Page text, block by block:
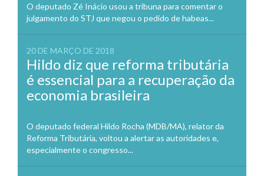
O deputado Zé Inácio usou a tribuna para comentar o
julgamento do STJ que negou o pedido de habeas...
20 DE MARÇO DE 2018
Hildo diz que reforma tributária
é essencial para a recuperação da
economia brasileira
O deputado federal Hildo Rocha (MDB/MA), relator da
Reforma Tributária, voltou a alertar as autoridades e,
especialmente o congresso...